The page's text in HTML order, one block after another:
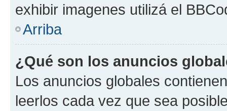
exhibir imagenes utilizá el
Arriba
¿Qué son los anuncios
Los anuncios globales
leerlos cada vez que sea